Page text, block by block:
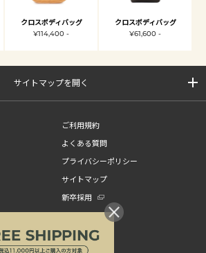
クロスボディバッグ
¥114,400 -
クロスボディバッグ
¥61,600 -
サイトマップを開く
ご利用規約
よくある質問
プライバシーポリシー
サイトマップ
新卒採用